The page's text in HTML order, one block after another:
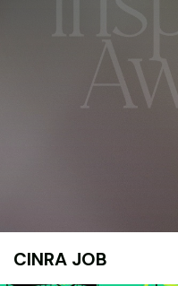
CINRA JOB